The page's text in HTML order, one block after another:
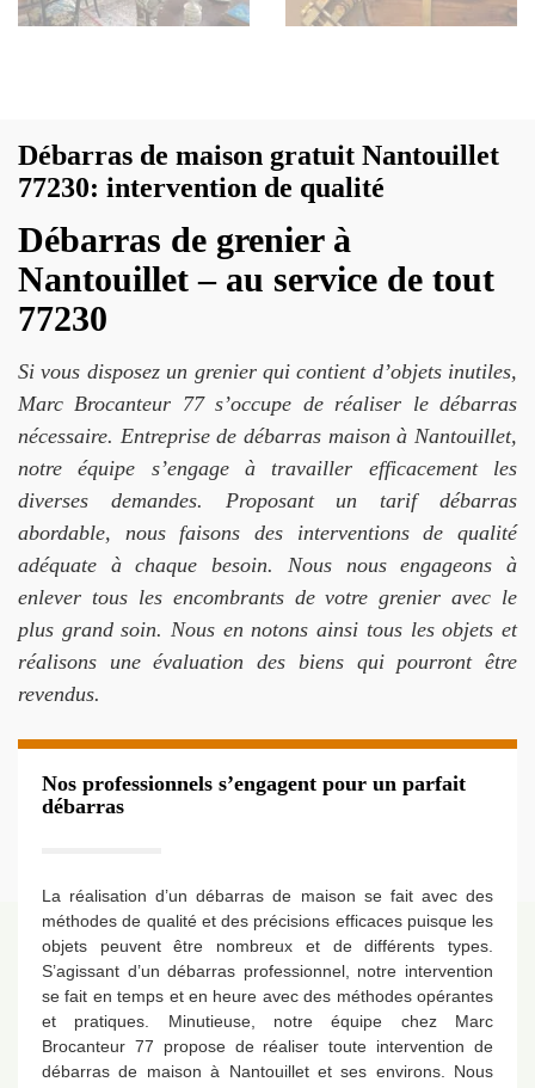
Débarras de maison gratuit Nantouillet
77230: intervention de qualité
Débarras de grenier à
Nantouillet – au service de tout
77230
Si vous disposez un grenier qui contient d’objets inutiles,
Marc Brocanteur 77 s’occupe de réaliser le débarras
nécessaire. Entreprise de débarras maison à Nantouillet,
notre équipe s’engage à travailler efficacement les
diverses demandes. Proposant un tarif débarras
abordable, nous faisons des interventions de qualité
adéquate à chaque besoin. Nous nous engageons à
enlever tous les encombrants de votre grenier avec le
plus grand soin. Nous en notons ainsi tous les objets et
réalisons une évaluation des biens qui pourront être
revendus.
Nos professionnels s’engagent pour un parfait
débarras
La réalisation d’un débarras de maison se fait avec des
méthodes de qualité et des précisions efficaces puisque les
objets peuvent être nombreux et de différents types.
S’agissant d’un débarras professionnel, notre intervention
se fait en temps et en heure avec des méthodes opérantes
et pratiques. Minutieuse, notre équipe chez Marc
Brocanteur 77 propose de réaliser toute intervention de
débarras de maison à Nantouillet et ses environs. Nous